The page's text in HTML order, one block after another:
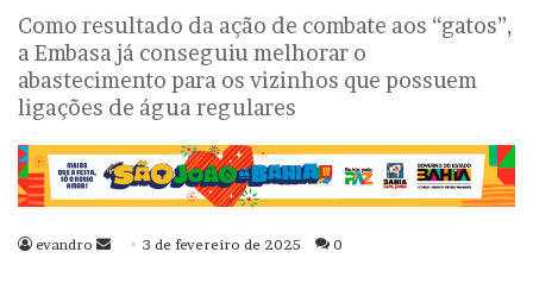
Como resultado da ação de combate aos “gatos”,
a Embasa já conseguiu melhorar o
abastecimento para os vizinhos que possuem
ligações de água regulares
evandro
Mande3 de fevereiro de 2025 0